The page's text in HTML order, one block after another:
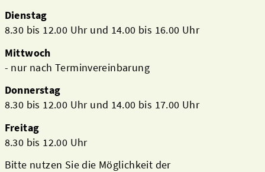
Dienstag
8.30 bis 12.00 Uhr und 14.00 bis 16.00 Uhr
Mittwoch
- nur nach Terminvereinbarung
Donnerstag
8.30 bis 12.00 Uhr und 14.00 bis 17.00 Uhr
Freitag
8.30 bis 12.00 Uhr
Bitte nutzen Sie die Möglichkeit der